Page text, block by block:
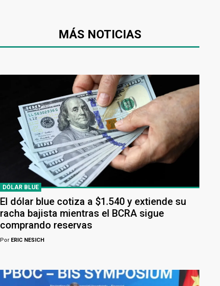
MÁS NOTICIAS
DÓLAR BLUE
El dólar blue cotiza a $1.540 y extiende su
racha bajista mientras el BCRA sigue
comprando reservas
Por ERIC NESICH